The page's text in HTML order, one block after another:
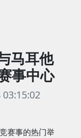
马耳他
事中心
赛事的热门举